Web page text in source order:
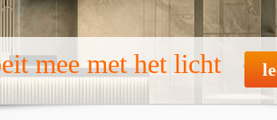
mee met het licht